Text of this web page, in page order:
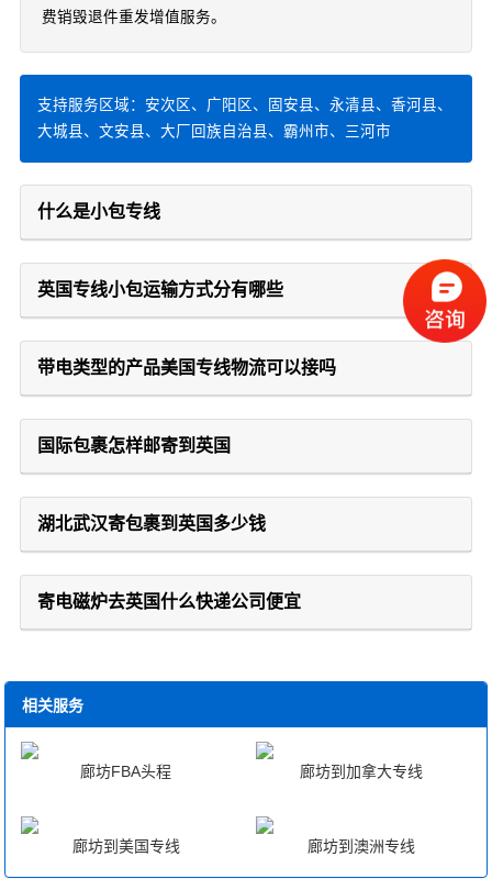
费销毁退件重发增值服务。
支持服务区域：安次区、广阳区、固安县、永清县、香河县、
大城县、文安县、大厂回族自治县、霸州市、三河市
什么是小包专线
英国专线小包运输方式分有哪些
带电类型的产品美国专线物流可以接吗
国际包裹怎样邮寄到英国
湖北武汉寄包裹到英国多少钱
寄电磁炉去英国什么快递公司便宜
相关服务
廊坊FBA头程 廊坊到加拿大专线
廊坊到美国专线 廊坊到澳洲专线